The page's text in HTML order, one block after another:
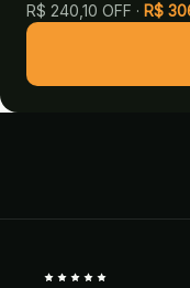
R$ 240,10 OFF · R$